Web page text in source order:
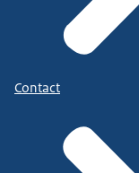
Contact